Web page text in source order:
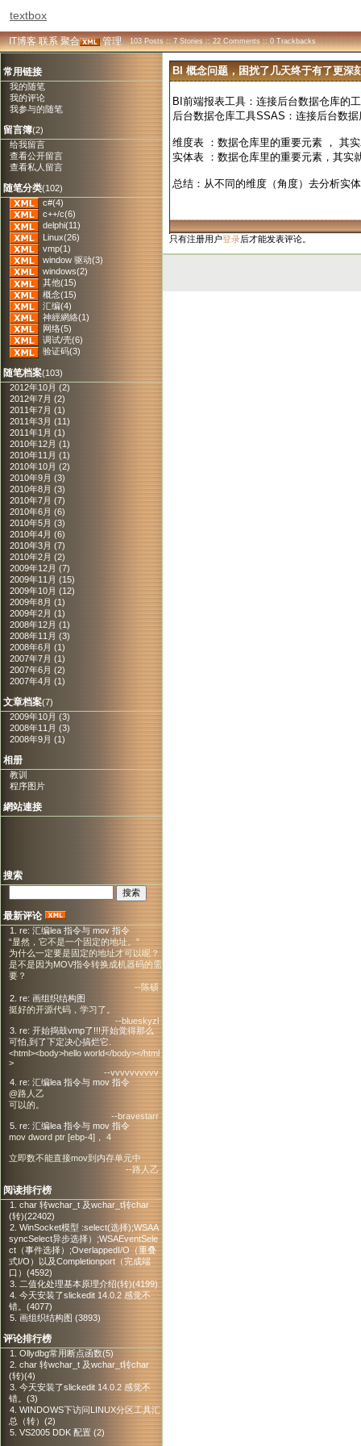
textbox
IT博客 联系 聚合 管理 103 Posts :: 7 Stories :: 22 Comments :: 0 Trackbacks
常用链接
我的随笔
我的评论
我参与的随笔
留言簿(2)
给我留言
查看公开留言
查看私人留言
随笔分类(102)
c#(4)
c++/c(6)
delphi(11)
Linux(26)
vmp(1)
window 驱动(3)
windows(2)
其他(15)
概念(15)
汇编(4)
神經網絡(1)
网络(5)
调试/壳(6)
验证码(3)
随笔档案(103)
2012年10月 (2)
2012年7月 (2)
2011年7月 (1)
2011年3月 (11)
2011年1月 (1)
2010年12月 (1)
2010年11月 (1)
2010年10月 (2)
2010年9月 (3)
2010年8月 (3)
2010年7月 (7)
2010年6月 (6)
2010年5月 (3)
2010年4月 (6)
2010年3月 (7)
2010年2月 (2)
2009年12月 (7)
2009年11月 (15)
2009年10月 (12)
2009年8月 (1)
2009年2月 (1)
2008年12月 (1)
2008年11月 (3)
2008年6月 (1)
2007年7月 (1)
2007年6月 (2)
2007年4月 (1)
文章档案(7)
2009年10月 (3)
2008年11月 (3)
2008年9月 (1)
相册
教训
程序图片
網站連接
搜索
最新评论
1. re: 汇编lea 指令与 mov 指令
“显然，它不是一个固定的地址。”
为什么一定要是固定的地址才可以呢？
是不是因为MOV指令转换成机器码的需
要？
--陈硕
2. re: 画组织结构图
挺好的开源代码，学习了。
--blueskyzl
3. re: 开始捣鼓vmp了!!!开始觉得那么
可怕,到了下定决心搞烂它.
<html><body>hello world</body></html
>
--vvvvvvvvvv
4. re: 汇编lea 指令与 mov 指令
@路人乙
可以的。
--bravestarr
5. re: 汇编lea 指令与 mov 指令
mov dword ptr [ebp-4]， 4
立即数不能直接mov到内存单元中
--路人乙
阅读排行榜
1. char 转wchar_t 及wchar_t转char
(转)(22402)
2. WinSocket模型 :select(选择);WSAA
syncSelect异步选择）;WSAEventSele
ct（事件选择）;OverlappedI/O（重叠
式I/O）以及Completionport（完成端
口）(4592)
3. 二值化处理基本原理介绍(转)(4199)
4. 今天安装了slickedit 14.0.2 感觉不
错。(4077)
5. 画组织结构图 (3893)
评论排行榜
1. Ollydbg常用断点函数(5)
2. char 转wchar_t 及wchar_t转char
(转)(4)
3. 今天安装了slickedit 14.0.2 感觉不
错。(3)
4. WINDOWS下访问LINUX分区工具汇
总（转）(2)
5. VS2005 DDK 配置 (2)
BI 概念问题，困扰了几天终于有了更深
BI前端报表工具：连接后台数据仓库的
后台数据仓库工具SSAS：连接后台数
维度表 ：数据仓库里的重要元素 ， 其
实体表 ：数据仓库里的重要元素，其实
总结：从不同的维度（角度）去分析实
只有注册用户登录后才能发表评论。